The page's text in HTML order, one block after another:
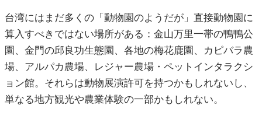
台湾にはまだ多くの「動物園のようだが」直接動物園に
算入すべきではない場所がある：金山万里一帯の鴨鴨公
園、金門の邱良功生態園、各地の梅花鹿園、カピバラ農
場、アルパカ農場、レジャー農場・ペットインタラクシ
ョン館。それらは動物展演許可を持つかもしれないし、
単なる地方観光や農業体験の一部かもしれない。